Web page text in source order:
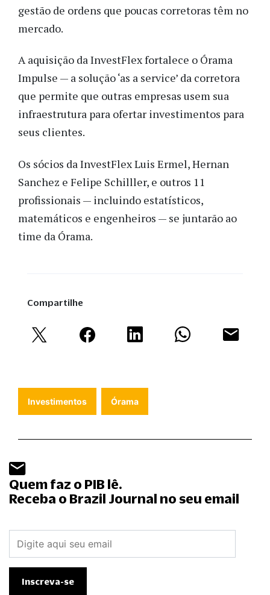
gestão de ordens que poucas corretoras têm no
mercado.
A aquisição da InvestFlex fortalece o Órama
Impulse — a solução ‘as a service’ da corretora
que permite que outras empresas usem sua
infraestrutura para ofertar investimentos para
seus clientes.
Os sócios da InvestFlex Luis Ermel, Hernan
Sanchez e Felipe Schilller, e outros 11
profissionais — incluindo estatísticos,
matemáticos e engenheiros — se juntarão ao
time da Órama.
Compartilhe
Investimentos Órama
Quem faz o PIB lê.
Receba o Brazil Journal no seu email